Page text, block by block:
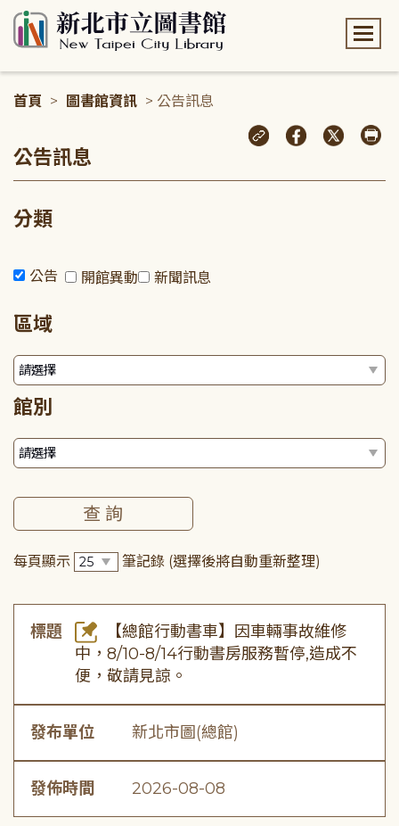
首頁 > 圖書館資訊 > 公告訊息
公告訊息
分類
公告 開館異動 新聞訊息
區域
館別
每頁顯示 筆記錄 (選擇後將自動重新整理)
標題
【總館行動書車】因車輛事故維修
中，8/10-8/14行動書房服務暫停,造成不
便，敬請見諒。
發布單位 新北市圖(總館)
發佈時間 2026-08-08